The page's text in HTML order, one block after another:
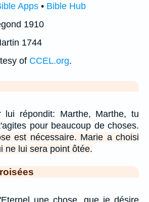
Apps • Bible Hub
1910
1744
of CCEL.org.
lui répondit: Marthe, Marthe, tu
pour beaucoup de choses.
est nécessaire. Marie a choisi
ne lui sera point ôtée.
une chose, que je désire